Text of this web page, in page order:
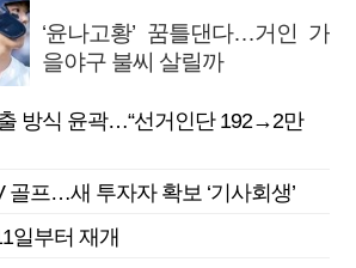
‘윤나고황’ 꿈틀댄다…거인 가
을야구 불씨 살릴까
방식 윤곽…“선거인단 192→2만
골프…새 투자자 확보 ‘기사회생’
일부터 재개